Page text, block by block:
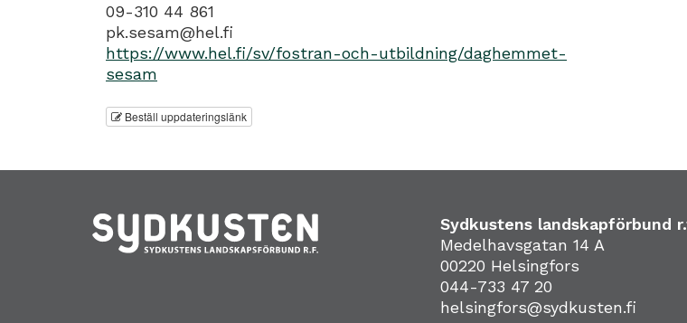
09-310 44 861
pk.sesam@hel.fi
https://www.hel.fi/sv/fostran-och-utbildning/daghemmet-
sesam
Beställ uppdateringslänk
Sydkustens landskapförbund
Medelhavsgatan 14 A
00220 Helsingfors
044-733 47 20
helsingfors@sydkusten.fi